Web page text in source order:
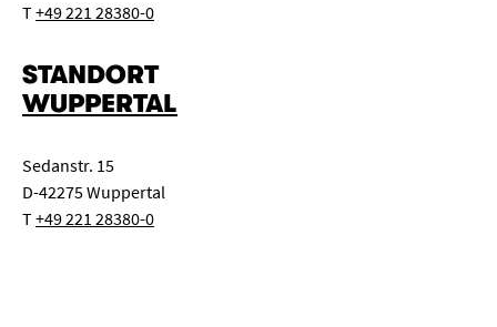
T+49 221 28380-0
STANDORT
WUPPERTAL
Sedanstr. 15
D-42275 Wuppertal
T+49 221 28380-0